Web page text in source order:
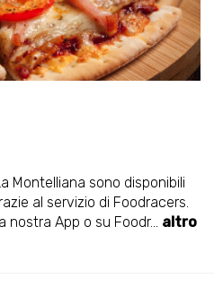
Montelliana sono disponibili
al servizio di Foodracers.
nostra App o su Foodr... altro